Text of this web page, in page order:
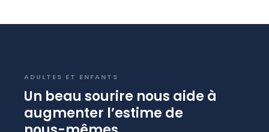
ADULTES ET ENFANTS
Un beau sourire nous aide à
augmenter l’estime de